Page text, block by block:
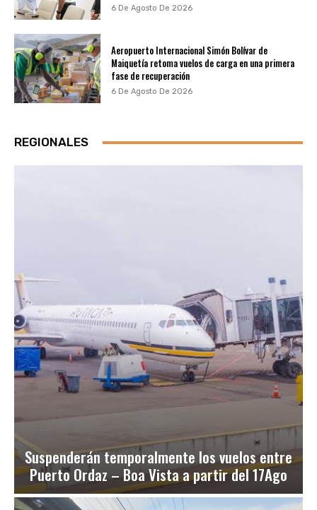
6 De Agosto De 2026
Aeropuerto Internacional Simón Bolívar de
Maiquetía retoma vuelos de carga en una primera
fase de recuperación
6 De Agosto De 2026
REGIONALES
Suspenderán temporalmente los vuelos entre
Puerto Ordaz – Boa Vista a partir del 17Ago